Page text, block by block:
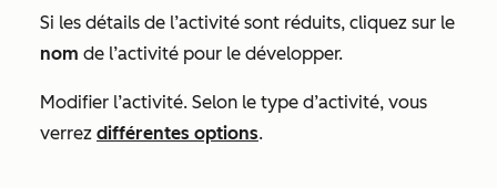
Si les détails de l’activité sont réduits, cliquez sur le
nom de l’activité pour le développer.
Modifier l’activité. Selon le type d’activité, vous
verrez différentes options.